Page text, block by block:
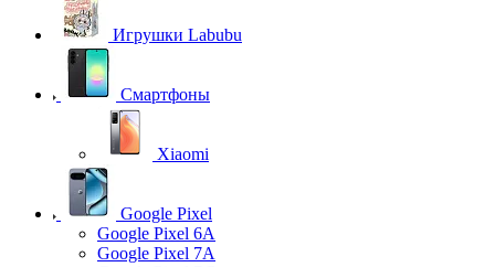
Игрушки Labubu
Смартфоны
Xiaomi
Google Pixel
Google Pixel 6A
Google Pixel 7А